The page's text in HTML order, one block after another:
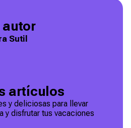
autor
Sutil
artículos
y deliciosas para llevar
y disfrutar tus vacaciones